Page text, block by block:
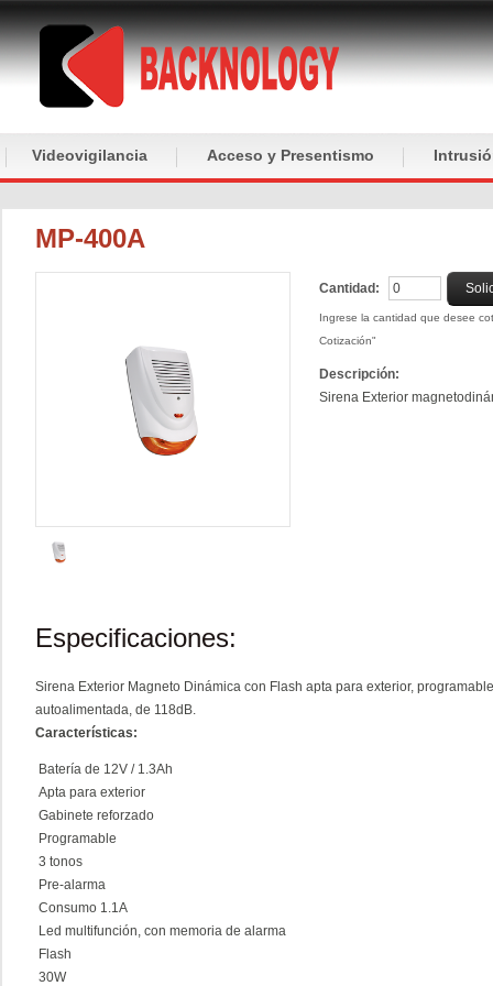
Videovigilancia Acceso y Presentismo
MP-400A
Cantidad:
Ingrese la cantidad que desee
Cotización"
Descripción:
Sirena Exterior
Especificaciones:
Sirena Exterior Magneto Dinámica con Flash apta para exterior,
autoalimentada, de 118dB.
Características:
Batería de 12V / 1.3Ah
Apta para exterior
Gabinete reforzado
Programable
3 tonos
Pre-alarma
Consumo 1.1A
Led multifunción, con memoria de alarma
Flash
30W